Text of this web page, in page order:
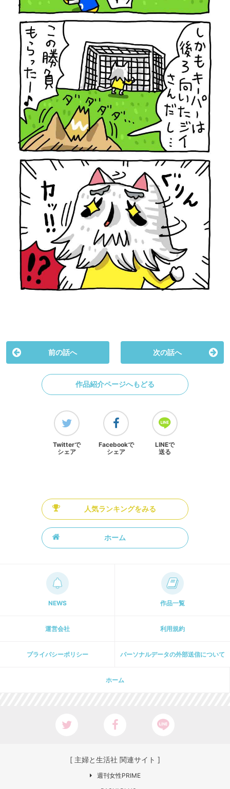
前の話へ 次の話へ
作品紹介ページへもどる
Twitterで
シェア
Facebookで
シェア
LINEで
送る
人気ランキングをみる
ホーム
NEWS 作品一覧
運営会社 利用規約
プライパシーポリシー パーソナルデータの外部送信について
ホーム
[ 主婦と生活社 関連サイト ]
週刊女性PRIME